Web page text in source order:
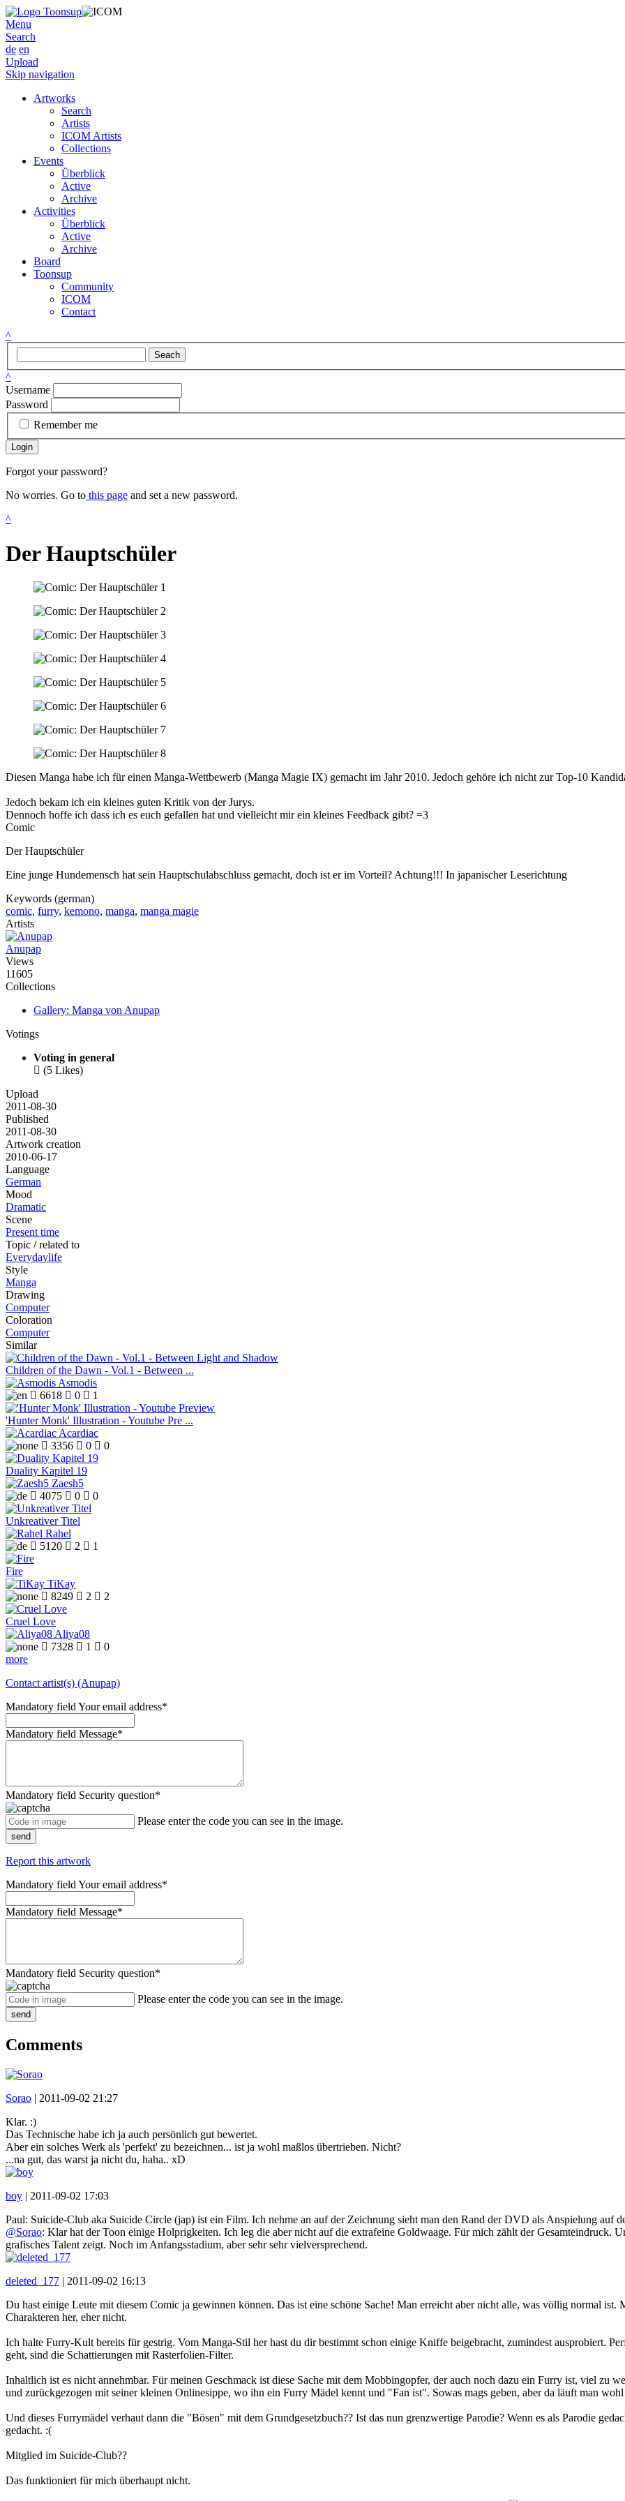
Menu
Search
de en
Upload
Skip navigation
Artworks
Search
Artists
ICOM Artists
Collections
Events
Überblick
Active
Archive
Activities
Überblick
Active
Archive
Board
Toonsup
Community
ICOM
Contact
^
Seach
^
Username
Password
Remember me
Login
Forgot your password?
No worries. Go to this page and set a new password.
^
Der Hauptschüler
Diesen Manga habe ich für einen Manga-Wettbewerb (Manga Magie IX) gemacht im Jahr 2010. Jedoch gehöre ich nicht zur Top-10
Jedoch bekam ich ein kleines guten Kritik von der Jurys.
Dennoch hoffe ich dass ich es euch gefallen hat und vielleicht mir ein kleines Feedback gibt? =3
Comic
Der Hauptschüler
Eine junge Hundemensch hat sein Hauptschulabschluss gemacht, doch ist er im Vorteil? Achtung!!! In japanischer Leserichtung
Keywords (german)
comic, furry, kemono, manga, manga magie
Artists
Anupap
Views
11605
Collections
Gallery: Manga von Anupap
Votings
Voting in general
 (5 Likes)
Upload
2011-08-30
Published
2011-08-30
Artwork creation
2010-06-17
Language
German
Mood
Dramatic
Scene
Present time
Topic / related to
Everydaylife
Style
Manga
Drawing
Computer
Coloration
Computer
Similar
Children of the Dawn - Vol.1 - Between ...
Asmodis
 6618  0  1
'Hunter Monk' Illustration - Youtube Pre ...
Acardiac
 3356  0  0
Duality Kapitel 19
Zaesh5
 4075  0  0
Unkreativer Titel
Rahel
 5120  2  1
Fire
TiKay
 8249  2  2
Cruel Love
Aliya08
 7328  1  0
more
Contact artist(s) (Anupap)
Mandatory field Your email address*
Mandatory field Message*
Mandatory field Security question*
Please enter the code you can see in the image.
send
Report this artwork
Mandatory field Your email address*
Mandatory field Message*
Mandatory field Security question*
Please enter the code you can see in the image.
send
Comments
Sorao | 2011-09-02 21:27
Klar. :)
Das Technische habe ich ja auch persönlich gut bewertet.
Aber ein solches Werk als 'perfekt' zu bezeichnen... ist ja wohl maßlos übertrieben. Nicht?
...na gut, das warst ja nicht du, haha.. xD
boy | 2011-09-02 17:03
Paul: Suicide-Club aka Suicide Circle (jap) ist ein Film. Ich nehme an auf der Zeichnung sieht man den Rand der DVD als Anspielung auf
@Sorao: Klar hat der Toon einige Holprigkeiten. Ich leg die aber nicht auf die extrafeine Goldwaage. Für mich zählt der Gesamteindruck.
grafisches Talent zeigt. Noch im Anfangsstadium, aber sehr sehr vielversprechend.
deleted_177 | 2011-09-02 16:13
Du hast einige Leute mit diesem Comic ja gewinnen können. Das ist eine schöne Sache! Man erreicht aber nicht alle, was völlig normal ist.
Charakteren her, eher nicht.
Ich halte Furry-Kult bereits für gestrig. Vom Manga-Stil her hast du dir bestimmt schon einige Kniffe beigebracht, zumindest ausprobiert.
geht, sind die Schattierungen mit Rasterfolien-Filter.
Inhaltlich ist es nicht annehmbar. Für meinen Geschmack ist diese Sache mit dem Mobbingopfer, der auch noch dazu ein Furry ist, viel zu
und zurückgezogen mit seiner kleinen Onlinesippe, wo ihn ein Furry Mädel kennt und "Fan ist". Sowas mags geben, aber da läuft man
Und dieses Furrymädel verhaut dann die "Bösen" mit dem Grundgesetzbuch?? Ist das nun grenzwertige Parodie? Wenn es als Parodie
gedacht. :(
Mitglied im Suicide-Club??
Das funktioniert für mich überhaupt nicht.